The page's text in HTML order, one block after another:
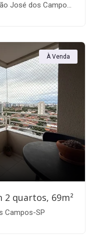
dos Campos-SP
À Venda
2 quartos, 69m²
Campos-SP